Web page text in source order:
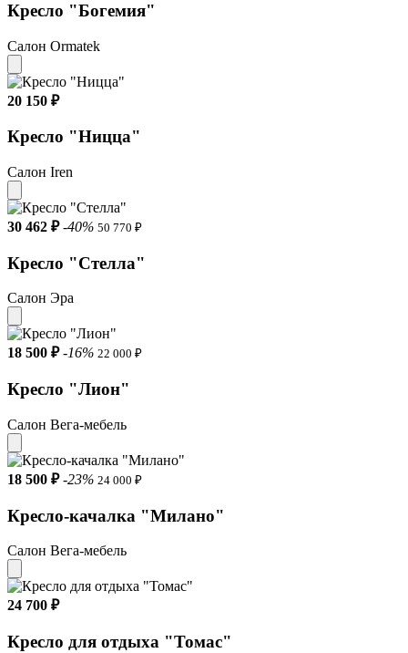
Кресло "Богемия"
Салон Ormatek
20 150 ₽
Кресло "Ницца"
Салон Iren
30 462 ₽ -40% 50 770 ₽
Кресло "Стелла"
Салон Эра
18 500 ₽ -16% 22 000 ₽
Кресло "Лион"
Салон Вега-мебель
18 500 ₽ -23% 24 000 ₽
Кресло-качалка "Милано"
Салон Вега-мебель
24 700 ₽
Кресло для отдыха "Томас"